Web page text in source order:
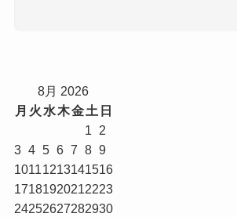
8月 2026
月 火 水木金土 日
1
2
3 4 5 6 7 8 9
10111213141516
17181920212223
24252627282930